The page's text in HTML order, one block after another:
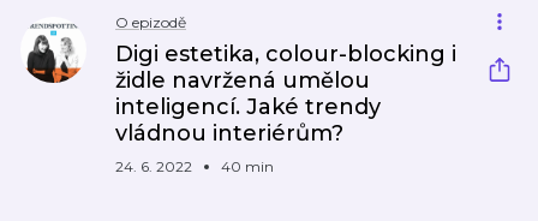
O epizodě
Digi estetika, colour-blocking i
židle navržená umělou
inteligencí. Jaké trendy
vládnou interiérům?
24. 6. 2022 40 min